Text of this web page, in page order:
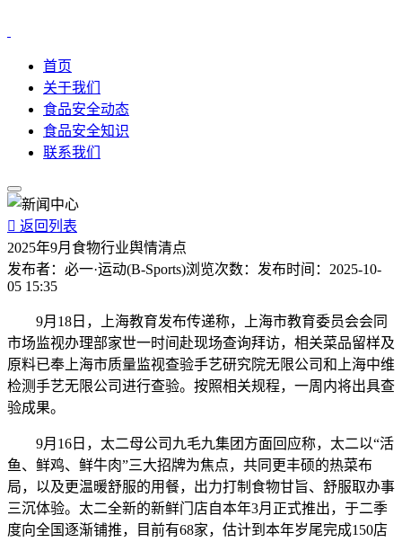
首页
关于我们
食品安全动态
食品安全知识
联系我们
 返回列表
2025年9月食物行业舆情清点
发布者： 必一·运动(B-Sports)浏览次数： 发布时间： 2025-10-
05 15:35
9月18日，上海教育发布传递称，上海市教育委员会会同
市场监视办理部家世一时间赴现场查询拜访，相关菜品留样及
原料已奉上海市质量监视查验手艺研究院无限公司和上海中维
检测手艺无限公司进行查验。按照相关规程，一周内将出具查
验成果。
9月16日，太二母公司九毛九集团方面回应称，太二以“活
鱼、鲜鸡、鲜牛肉”三大招牌为焦点，共同更丰硕的热菜布
局，以及更温暖舒服的用餐，出力打制食物甘旨、舒服取办事
三沉体验。太二全新的新鲜门店自本年3月正式推出，于二季
度向全国逐渐铺推，目前有68家，估计到本年岁尾完成150店